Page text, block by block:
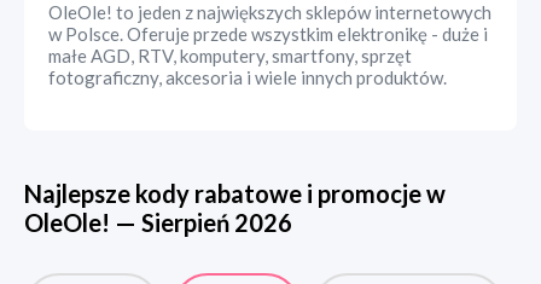
OleOle! to jeden z największych sklepów internetowych
w Polsce. Oferuje przede wszystkim elektronikę - duże i
małe AGD, RTV, komputery, smartfony, sprzęt
fotograficzny, akcesoria i wiele innych produktów.
Najlepsze kody rabatowe i promocje w
OleOle! — Sierpień 2026